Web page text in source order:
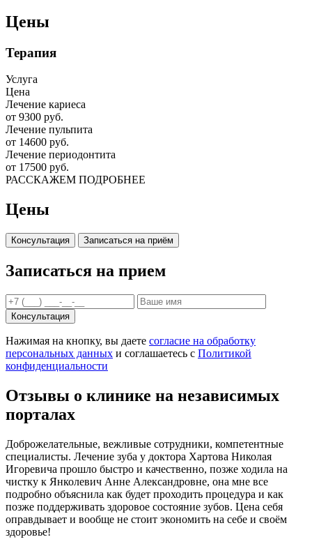
Цены
Терапия
Услуга
Цена
Лечение кариеса
от 9300 руб.
Лечение пульпита
от 14600 руб.
Лечение периодонтита
от 17500 руб.
РАССКАЖЕМ ПОДРОБНЕЕ
Цены
Консультация Записаться на приём
Записаться на прием
Консультация
Нажимая на кнопку, вы даете согласие на обработку
персональных данных и соглашаетесь c Политикой
конфиденциальности
Отзывы о клинике на независимых
порталах
Доброжелательные, вежливые сотрудники, компетентные
специалисты. Лечение зуба у доктора Хартова Николая
Игоревича прошло быстро и качественно, позже ходила на
чистку к Янколевич Анне Александровне, она мне все
подробно объяснила как будет проходить процедура и как
позже поддерживать здоровое состояние зубов. Цена себя
оправдывает и вообще не стоит экономить на себе и своём
здоровье!